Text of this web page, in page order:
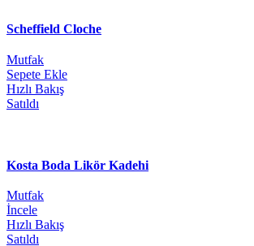
Scheffield Cloche
Mutfak
Sepete Ekle
Hızlı Bakış
Satıldı
Kosta Boda Likör Kadehi
Mutfak
İncele
Hızlı Bakış
Satıldı